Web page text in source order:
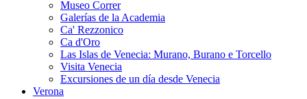
Museo Correr
Galerías de la Academia
Ca' Rezzonico
Ca d'Oro
Las Islas de Venecia: Murano, Burano e Torcello
Visita Venecia
Excursiones de un día desde Venecia
Verona